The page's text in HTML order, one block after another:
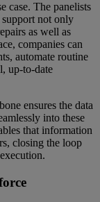
case. The panelists
not only
as well as
companies can
automate routine
up-to-date
ensures the data
into these
that information
closing the loop